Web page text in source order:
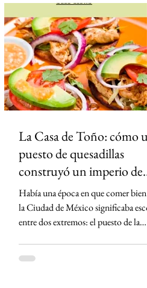
fue aprobado cuando la hoy
gobernadora panista Teresa Jiménez
alcaldesa y su firma aparece en el
expediente, la FGR no la incluyó
los imputados. El caso reavivó las
críticas de la oposici
La Casa de Toño: cómo un
puesto de quesadillas
construyó un imperio de
más de 400 millones de
dólares
Había una época en que comer bien
la Ciudad de México significaba
entre dos extremos: el puesto de la
cuenta dolía más que el hambre.